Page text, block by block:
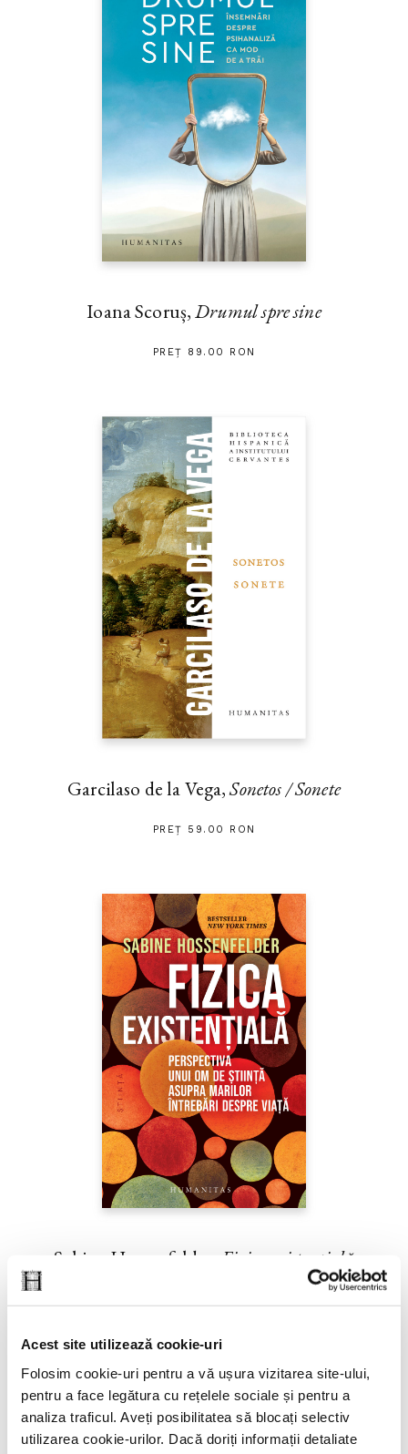
Acest site utilizează cookie-uri
Folosim cookie-uri pentru a vă ușura vizitarea site-ului,
pentru a face legătura cu rețelele sociale și pentru a
analiza traficul. Aveți posibilitatea să blocați selectiv
utilizarea cookie-urilor. Dacă doriți informații detaliate
Ioana Scoruș,Drumul spre sine
PREȚ 89.00 RON
Garcilaso de la Vega,Sonetos / Sonete
PREȚ 59.00 RON
Sabine Hossenfelder, Fizica existenţială